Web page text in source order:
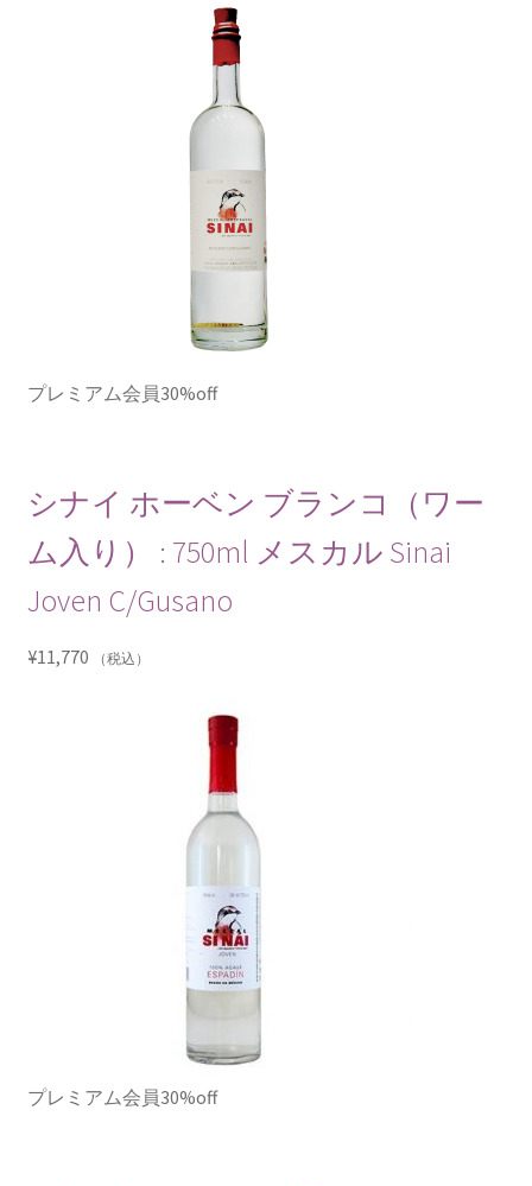
プレミアム会員30%off
シナイ ホーベン ブランコ（ワー
ム入り） : 750ml メスカル Sinai
Joven C/Gusano
¥11,770 （税込）
プレミアム会員30%off